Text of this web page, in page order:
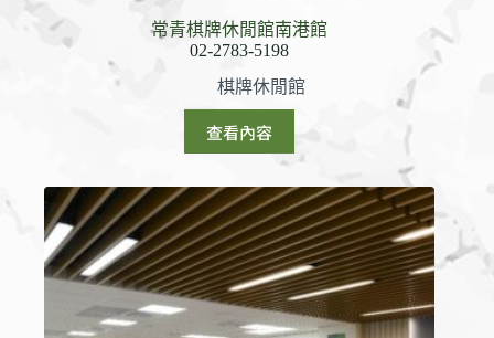
常青棋牌休閒館南港館
棋牌休閒館
查看內容